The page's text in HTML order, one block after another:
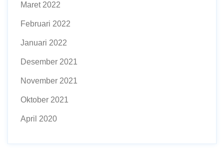
Maret 2022
Februari 2022
Januari 2022
Desember 2021
November 2021
Oktober 2021
April 2020